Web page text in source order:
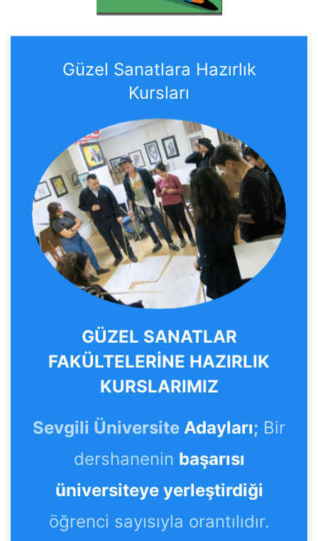
Güzel Sanatlara Hazırlık
Kursları
GÜZEL SANATLAR
FAKÜLTELERİNE HAZIRLIK
KURSLARIMIZ
Sevgili Üniversite Adayları; Bir
dershanenin başarısı
üniversiteye yerleştirdiği
öğrenci sayısıyla orantılıdır.